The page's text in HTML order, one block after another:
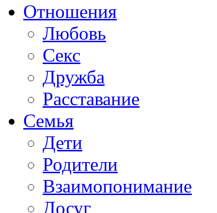
Отношения
Любовь
Секс
Дружба
Расставание
Семья
Дети
Родители
Взаимопонимание
Досуг